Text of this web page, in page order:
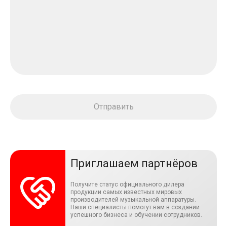
Приглашаем партнёров
Получите статус официального дилера
продукции самых известных мировых
производителей музыкальной аппаратуры.
Наши специалисты помогут вам в создании
успешного бизнеса и обучении сотрудников.